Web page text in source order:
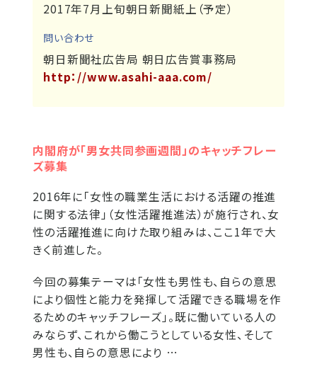
2017年7月上旬朝日新聞紙上（予定）
問い合わせ
朝日新聞社広告局 朝日広告賞事務局
http：//www.asahi-aaa.com/
内閣府が「男女共同参画週間」のキャッチフレー
ズ募集
2016年に「女性の職業生活における活躍の推進
に関する法律」（女性活躍推進法）が施行され、女
性の活躍推進に向けた取り組みは、ここ1年で大
きく前進した。
今回の募集テーマは「女性も男性も、自らの意思
により個性と能力を発揮して活躍できる職場を作
るためのキャッチフレーズ」。既に働いている人の
みならず、これから働こうとしている女性、そして
男性も、自らの意思により …